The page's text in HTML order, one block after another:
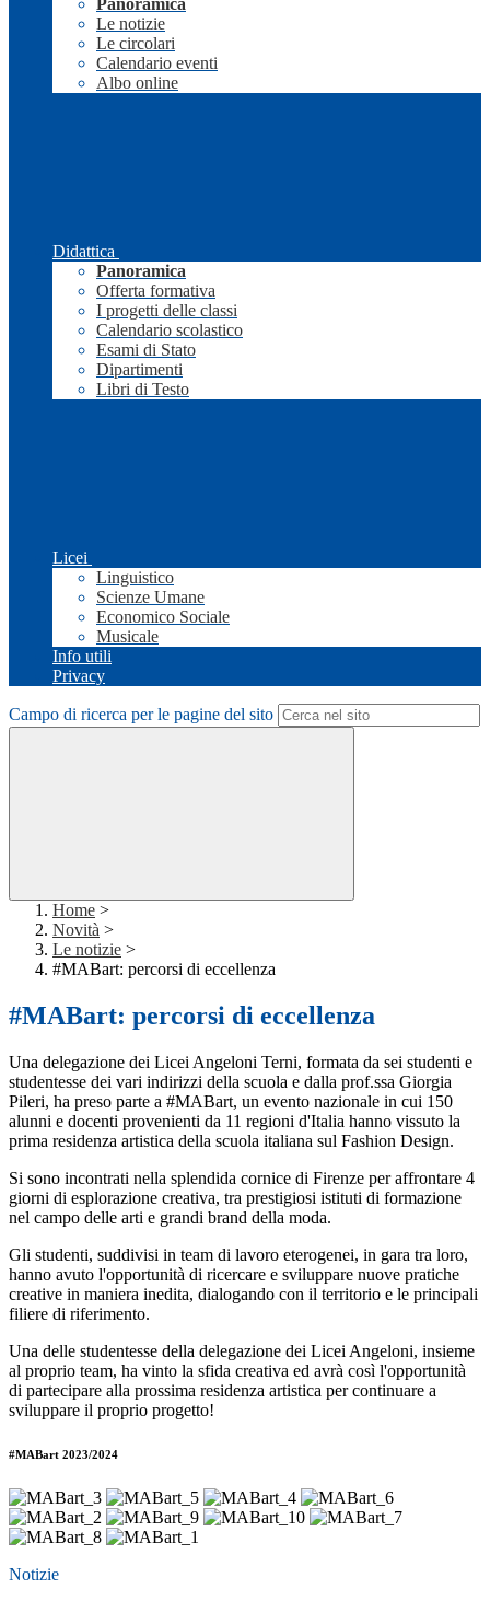
Panoramica
Le notizie
Le circolari
Calendario eventi
Albo online
Didattica
Panoramica
Offerta formativa
I progetti delle classi
Calendario scolastico
Esami di Stato
Dipartimenti
Libri di Testo
Licei
Linguistico
Scienze Umane
Economico Sociale
Musicale
Info utili
Privacy
Campo di ricerca per le pagine del sito
Home >
Novità >
Le notizie >
#MABart: percorsi di eccellenza
#MABart: percorsi di eccellenza
Una delegazione dei Licei Angeloni Terni, formata da sei studenti e
studentesse dei vari indirizzi della scuola e dalla prof.ssa Giorgia
Pileri, ha preso parte a #MABart, un evento nazionale in cui 150
alunni e docenti provenienti da 11 regioni d'Italia hanno vissuto la
prima residenza artistica della scuola italiana sul Fashion Design.
Si sono incontrati nella splendida cornice di Firenze per affrontare 4
giorni di esplorazione creativa, tra prestigiosi istituti di formazione
nel campo delle arti e grandi brand della moda.
Gli studenti, suddivisi in team di lavoro eterogenei, in gara tra loro,
hanno avuto l'opportunità di ricercare e sviluppare nuove pratiche
creative in maniera inedita, dialogando con il territorio e le principali
filiere di riferimento.
Una delle studentesse della delegazione dei Licei Angeloni, insieme
al proprio team, ha vinto la sfida creativa ed avrà così l'opportunità
di partecipare alla prossima residenza artistica per continuare a
sviluppare il proprio progetto!
#MABart 2023/2024
Notizie